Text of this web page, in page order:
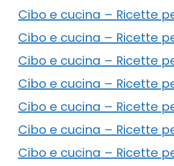
Cibo e cucina – Ricette
Cibo e cucina – Ricette
Cibo e cucina – Ricette
Cibo e cucina – Ricette
Cibo e cucina – Ricette
Cibo e cucina – Ricette
Cibo e cucina – Ricette